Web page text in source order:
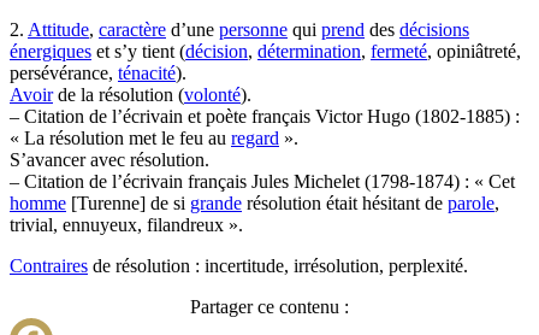
2. Attitude, caractère d’une personne qui prend des décisions
énergiques et s’y tient (décision, détermination, fermeté, opiniâtreté,
persévérance, ténacité).
Avoirde la résolution (volonté).
– Citation de l’écrivain et poète français Victor Hugo (1802-1885) :
« La résolution met le feu au regard ».
S’avancer avec résolution.
– Citation de l’écrivain français Jules Michelet (1798-1874) : « Cet
homme [Turenne] de si grande résolution était hésitant de parole,
trivial, ennuyeux, filandreux ».
Contraires de résolution : incertitude, irrésolution, perplexité.
Partager ce contenu :